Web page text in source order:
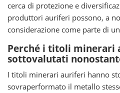
cerca di protezione e
produttori auriferi possono, a
considerazione come parte di
Perché i titoli minerari
sottovalutati
I titoli minerari auriferi hanno
sovraperformato il metallo